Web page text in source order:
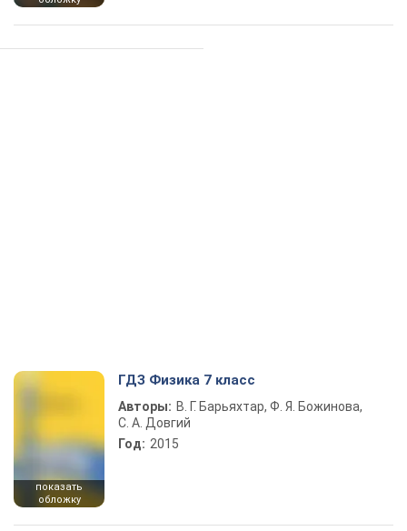
показать
обложку
ГДЗ Физика 7 класс
Авторы: В. Г. Барьяхтар, Ф. Я. Божинова,
С. А. Довгий
Год: 2015